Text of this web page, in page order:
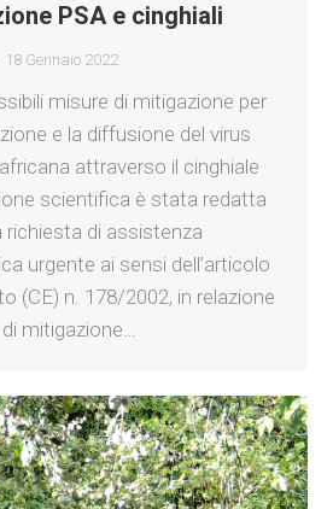
PSA e cinghiali
18 Gennaio 2022
misure di mitigazione per
e la diffusione del virus
attraverso il cinghiale
scientifica è stata redatta
richiesta di assistenza
urgente ai sensi dell’articolo
(CE) n. 178/2002, in relazione
mitigazione…